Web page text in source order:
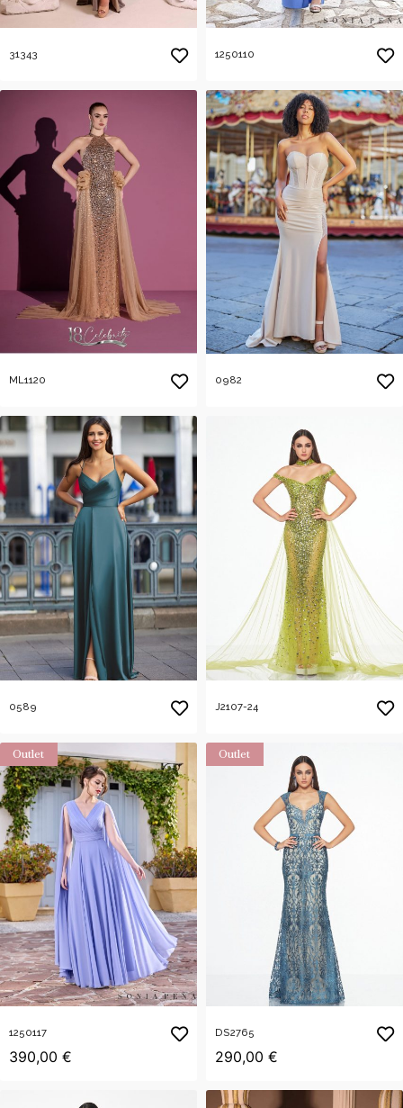
31343 1250110
ML1120 0982
0589 J2107-24
Outlet
1250117
390,00 €
Outlet
DS2765
290,00 €